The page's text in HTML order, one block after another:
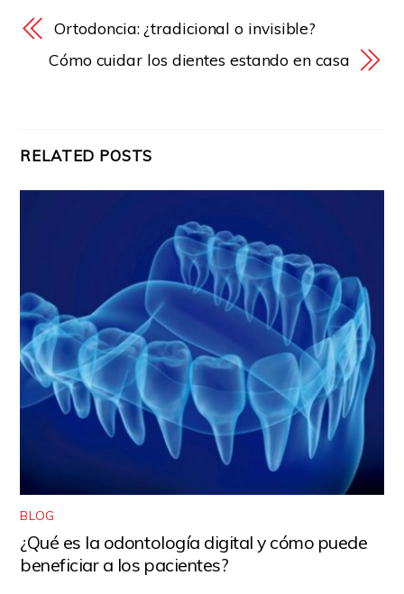
Ortodoncia: ¿tradicional o invisible?
Cómo cuidar los dientes estando en casa
RELATED POSTS
BLOG
¿Qué es la odontología digital y cómo puede
beneficiar a los pacientes?